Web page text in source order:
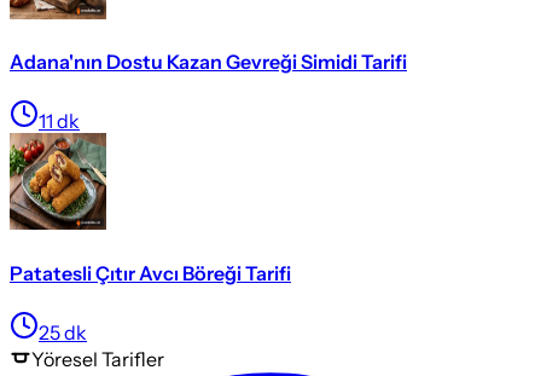
Adana'nın Dostu Kazan Gevreği Simidi Tarifi
11 dk
Patatesli Çıtır Avcı Böreği Tarifi
25dk
Yöresel Tarifler